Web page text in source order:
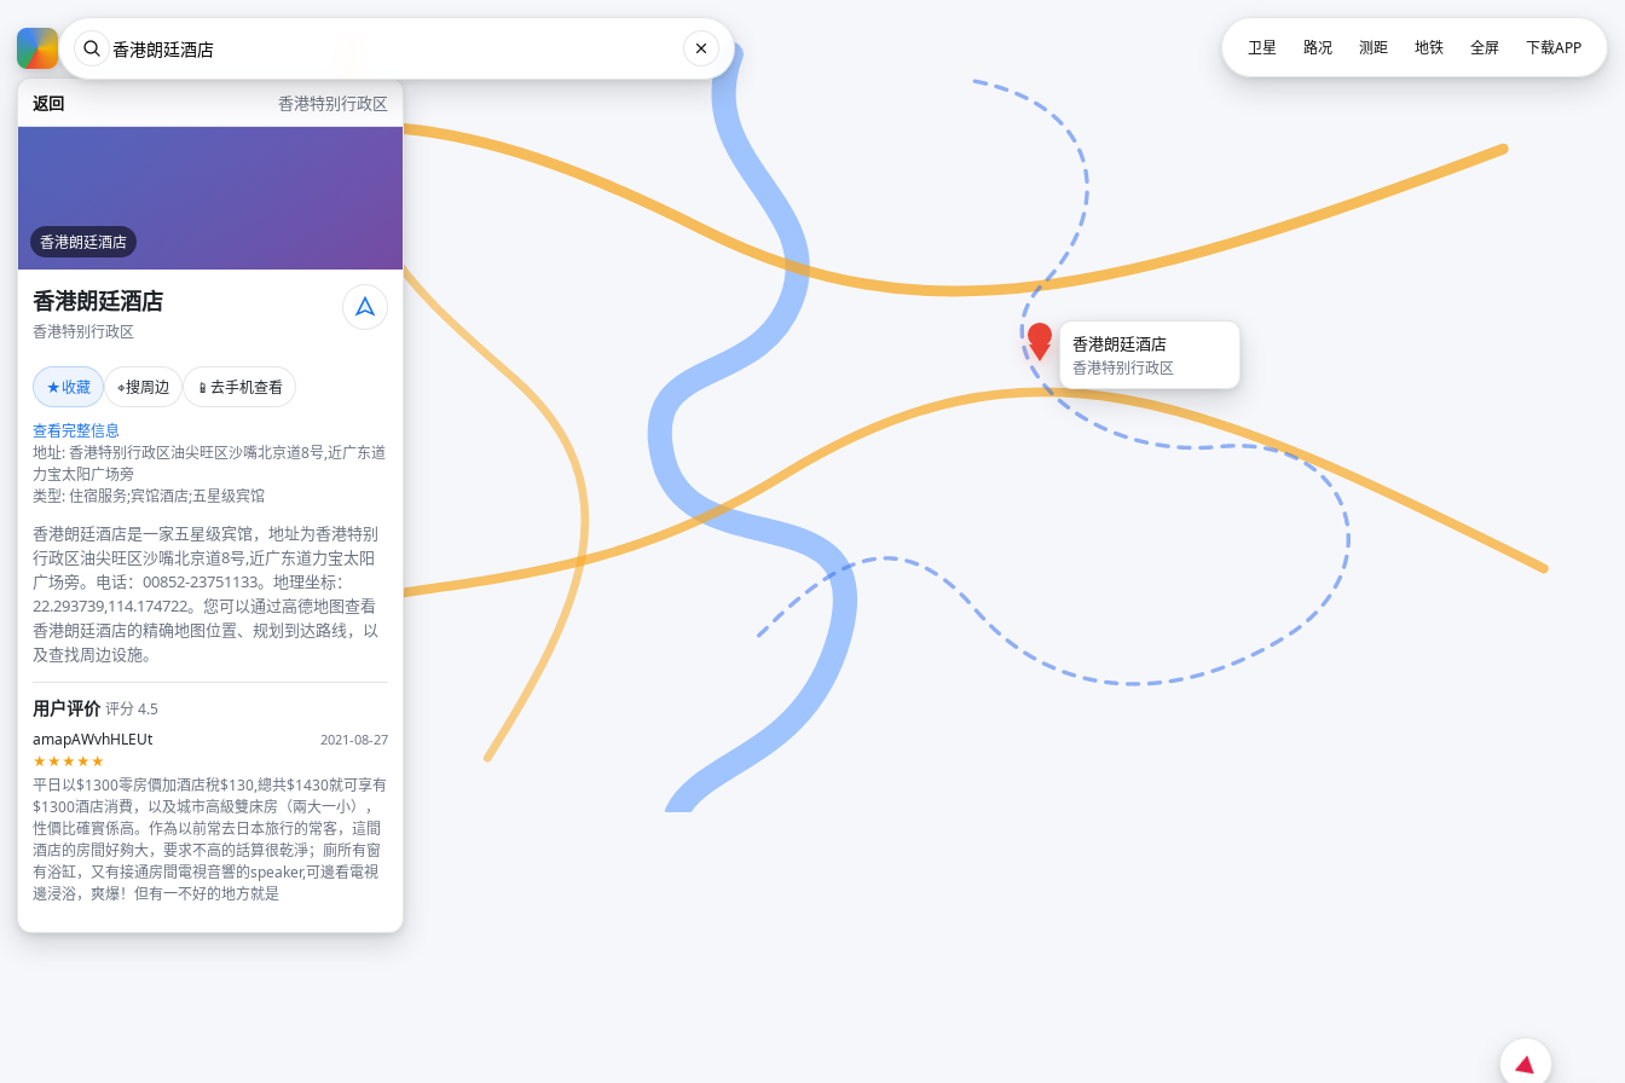
返回 香港特别行政区
香港朗廷酒店
香港朗廷酒店
香港特别行政区
★收藏 ⌖搜周边 📱 去手机查看
查看完整信息
地址: 香港特别行政区油尖旺区沙嘴北京道8号,近广东道
力宝太阳广场旁
类型: 住宿服务;宾馆酒店;五星级宾馆
香港朗廷酒店是一家五星级宾馆，地址为香港特别
行政区油尖旺区沙嘴北京道8号,近广东道力宝太阳
广场旁。电话：00852-23751133。地理坐标：
22.293739,114.174722。您可以通过高德地图查看
香港朗廷酒店的精确地图位置、规划到达路线，以
及查找周边设施。
用户评价评分 4.5
amapAWvhHLEUt
2021-08-27
★★★★★
平日以$1300零房價加酒店稅$130,總共$1430就可享有
$1300酒店消費，以及城市高級雙床房（兩大一小），
性價比確實係高。作為以前常去日本旅行的常客，這間
酒店的房間好夠大，要求不高的話算很乾淨；廁所有窗
有浴缸，又有接通房間電視音響的speaker,可邊看電視
邊浸浴，爽爆！但有一不好的地方就是
香港朗廷酒店
香港特别行政区
卫星 路况 测距 地铁 全屏 下载APP